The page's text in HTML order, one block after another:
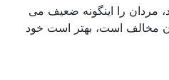
مردان را اینگونه ضعیف می
مخالف است، بهتر است خود